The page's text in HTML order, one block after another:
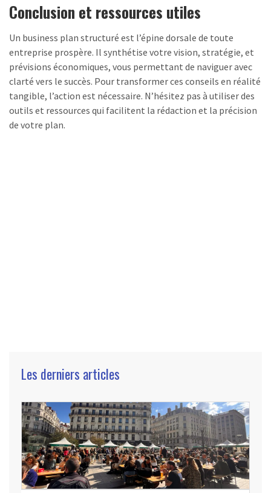
Conclusion et ressources utiles
Un business plan structuré est l’épine dorsale de toute
entreprise prospère. Il synthétise votre vision, stratégie, et
prévisions économiques, vous permettant de naviguer avec
clarté vers le succès. Pour transformer ces conseils en réalité
tangible, l’action est nécessaire. N’hésitez pas à utiliser des
outils et ressources qui facilitent la rédaction et la précision
de votre plan.
Les derniers articles